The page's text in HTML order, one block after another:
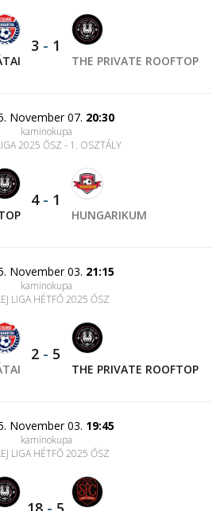
3 - 1
THE PRIVATE ROOFTOP
November 07. 20:30
kaminokupa
2025 ŐSZ - 1. OSZTÁLY
4- 1
HUNGARIKUM
November 03. 21:15
kaminokupa
LIGA HÉTFŐ 2025 ŐSZ
2 - 5
THE PRIVATE ROOFTOP
November 03. 19:45
kaminokupa
LIGA HÉTFŐ 2025 ŐSZ